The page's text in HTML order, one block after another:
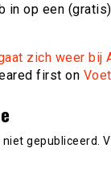
in op een
zich weer bij
first on
gepubliceerd.